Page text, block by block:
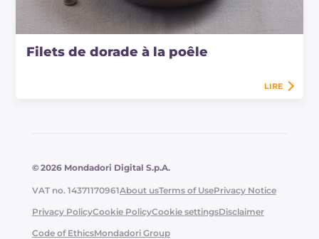
Filets de dorade à la poêle
LIRE
© 2026 Mondadori Digital S.p.A.
VAT no. 14371170961About usTerms of UsePrivacy Notice
Privacy PolicyCookie PolicyCookie settingsDisclaimer
Code of EthicsMondadori Group